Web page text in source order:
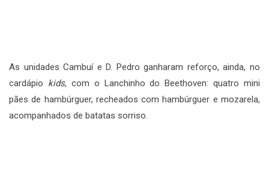
As unidades Cambuí e D. Pedro ganharam reforço, ainda, no
cardápio kids, com o Lanchinho do Beethoven: quatro mini
pães de hambúrguer, recheados com hambúrguer e mozarela,
acompanhados de batatas sorriso.